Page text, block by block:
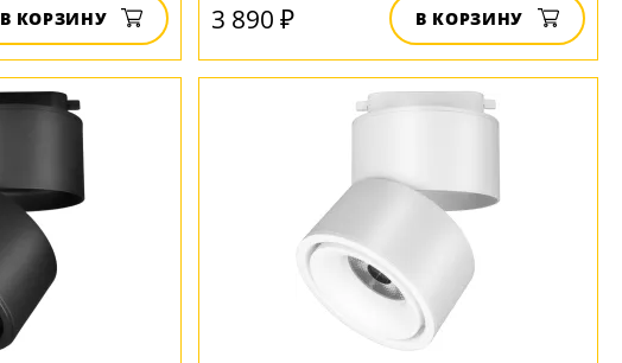
В КОРЗИНУ 3 890 ₽ В КОРЗИНУ